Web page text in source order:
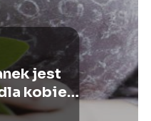
jest
kobiet